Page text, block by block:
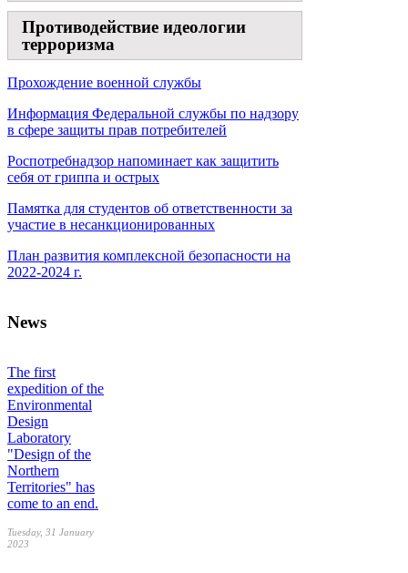
Противодействие идеологии
терроризма
Прохождение военной службы
Информация Федеральной службы по надзору
в сфере защиты прав потребителей
Роспотребнадзор напоминает как защитить
себя от гриппа и острых
Памятка для студентов об ответственности за
участие в несанкционированных
План развития комплексной безопасности на
2022-2024 г.
News
The first
expedition of the
Environmental
Design
Laboratory
"Design of the
Northern
Territories" has
come to an end.
Tuesday, 31 January
2023